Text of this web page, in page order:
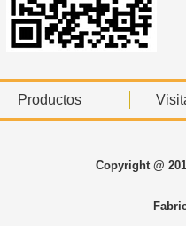
Productos
Copyright @